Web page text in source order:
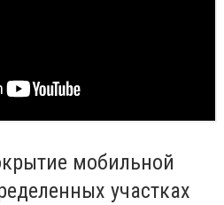
мобильной
участках